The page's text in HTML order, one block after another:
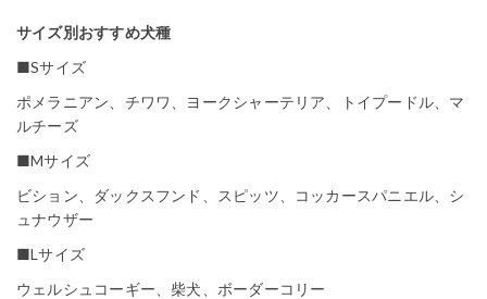
サイズ別おすすめ犬種
■Sサイズ
ポメラニアン、チワワ、ヨークシャーテリア、トイプードル、マ
ルチーズ
■Mサイズ
ビション、ダックスフンド、スピッツ、コッカースパニエル、シ
ュナウザー
■Lサイズ
ウェルシュコーギー、柴犬、ボーダーコリー